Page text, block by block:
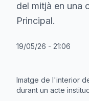
del mitjà en una
Principal.
19/05/26 - 21:06
Imatge de l'interior
durant un acte